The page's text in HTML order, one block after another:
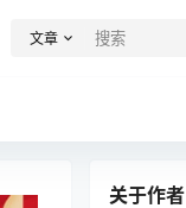
文章
关于作者